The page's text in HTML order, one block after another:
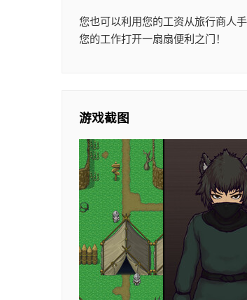
您也可以利用您的工资从旅行商人
您的工作打开一扇扇便利之门！
游戏截图